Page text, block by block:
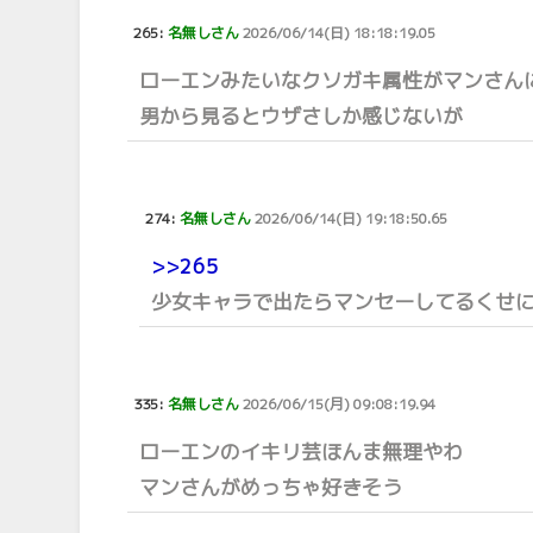
265:名無しさん2026/06/14(日) 18:18:19.05
ローエンみたいなクソガキ属性がマンさん
男から見るとウザさしか感じないが
274:名無しさん2026/06/14(日) 19:18:50.65
>>265
少女キャラで出たらマンセーしてるくせ
335:名無しさん2026/06/15(月) 09:08:19.94
ローエンのイキリ芸ほんま無理やわ
マンさんがめっちゃ好きそう